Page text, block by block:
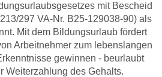
mit Bescheid
297 VA-Nr. B25-129038-90) als
Mit dem Bildungsurlaub fördert
Arbeitnehmer zum lebenslangen
gewinnen - beurlaubt
Weiterzahlung des Gehalts.